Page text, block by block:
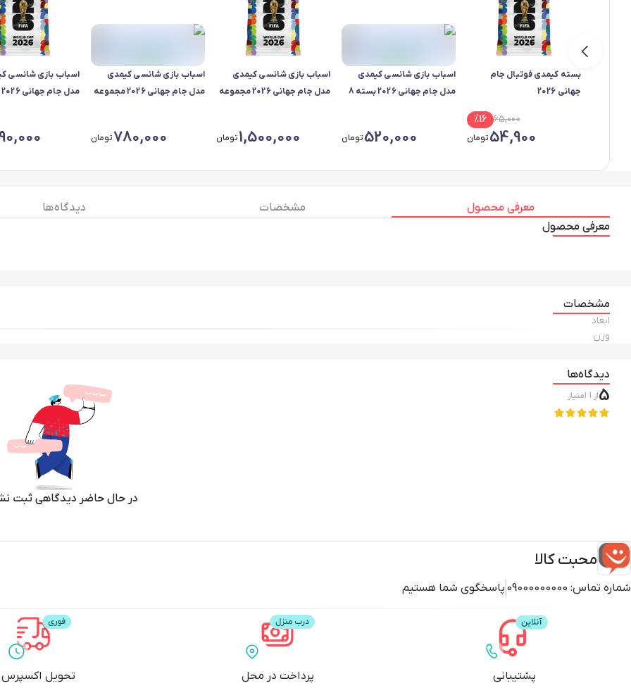
بسته کیمدی فوتبال جام
جهانی 2026
65,000
%16
54,900تومان
اسباب بازی شانسی کیمدی
مدل جام جهانی 2026 بسته 8
520,000تومان
اسباب بازی شانسی کیمدی
مدل جام جهانی 2026 مجموعه
1,500,000تومان
اسباب بازی شانسی کیمدی
مدل جام جهانی 2026 مجموعه
780,000تومان
اسباب بازی شانسی
معرفی محصول مشخصات
دیدگاه ها
معرفی محصول
مشخصات
ابعاد
وزن
دیدگاه‌ها
5از 1 امتیاز
در حال حاضر دیدگاهی ثبت
محبت کالا
شماره تماس: 09000000000 پاسخگوی شما هستیم
پشتیبانی پرداخت در محل تحویل اکسپرس